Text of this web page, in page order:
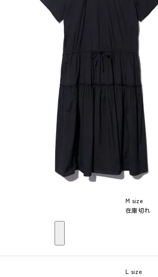
M size
在庫切れ
L size